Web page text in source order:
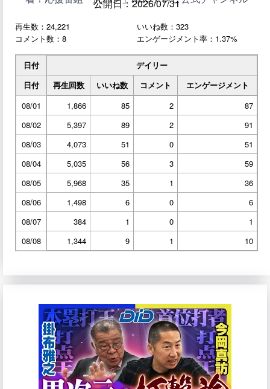
公開日：2026/07/31
再生数：24,221
いいね数：323
コメント数：8
エンゲージメント率：1.37%
日付
デイリー
日付
再生回数 いいね数 コメント
エンゲージメント
08/01
1,866 85 2
87
08/02
5,397 89 2
91
08/03
4,073 51 0
51
08/04
5,035 56 3
59
08/05
5,968 35 1
36
08/06
1,498 6 0
6
08/07
384 1 0
1
08/08
1,344 9 1 10